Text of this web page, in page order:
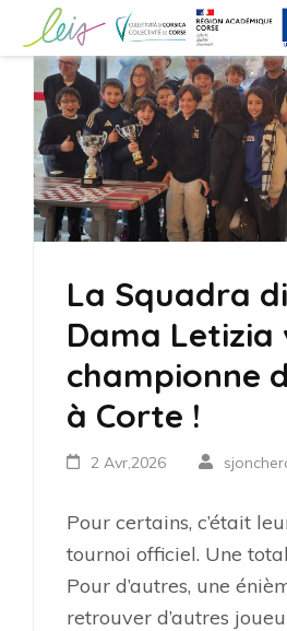
contenu
(Pressez
Entrée)
Collège Laetitia
La Squadra
Dama Letizia
championne
à Corte !
2 Avr,2026
Pour certains, c’était
tournoi officiel. Une
Pour d’autres, une
retrouver d’autres